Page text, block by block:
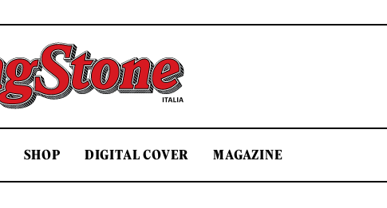
Rolling Stone Italia
SHOP DIGITAL COVER MAGAZINE